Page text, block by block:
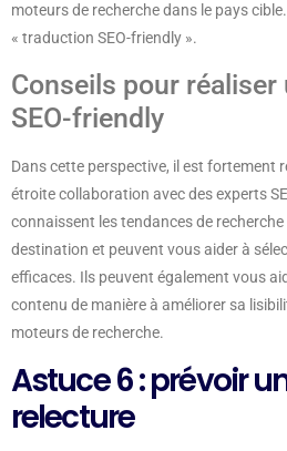
moteurs de recherche dans le pays cible.
« traduction SEO-friendly ».
Conseils pour
SEO-friendly
Dans cette perspective, il est fortement
étroite collaboration avec des experts
connaissent les tendances de
destination et peuvent vous aider à
efficaces. Ils peuvent également vous
contenu de manière à améliorer sa
moteurs de recherche.
Astuce 6 : prévoir
relecture